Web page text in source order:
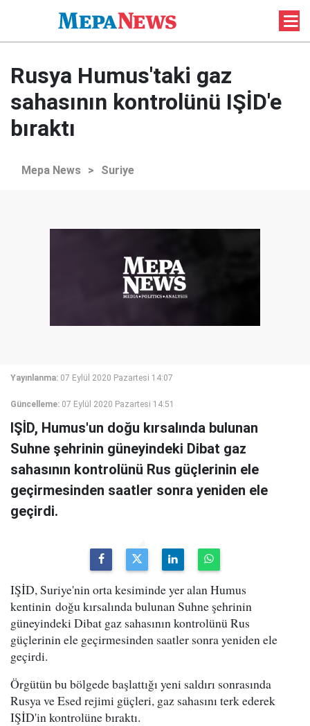
Rusya Humus'taki gaz
sahasının kontrolünü IŞİD'e
bıraktı
Mepa News > Suriye
Yayınlanma: 07 Eylül 2020 Pazartesi 14:07
Güncelleme: 07 Eylül 2020 Pazartesi 14:51
IŞİD, Humus'un doğu kırsalında bulunan
Suhne şehrinin güneyindeki Dibat gaz
sahasının kontrolünü Rus güçlerinin ele
geçirmesinden saatler sonra yeniden ele
geçirdi.
IŞİD, Suriye'nin orta kesiminde yer alan Humus
kentinin doğu kırsalında bulunan Suhne şehrinin
güneyindeki Dibat gaz sahasının kontrolünü Rus
güçlerinin ele geçirmesinden saatler sonra yeniden ele
geçirdi.
Örgütün bu bölgede başlattığı yeni saldırı sonrasında
Rusya ve Esed rejimi güçleri, gaz sahasını terk ederek
IŞİD'in kontrolüne bıraktı.